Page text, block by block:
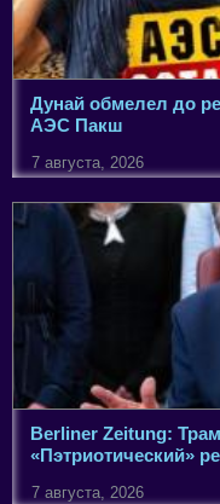
Дунай обмелел до
АЭС Пакш
7 августа, 2026
Berliner Zeitung:
«Пэтриотический»
7 августа, 2026